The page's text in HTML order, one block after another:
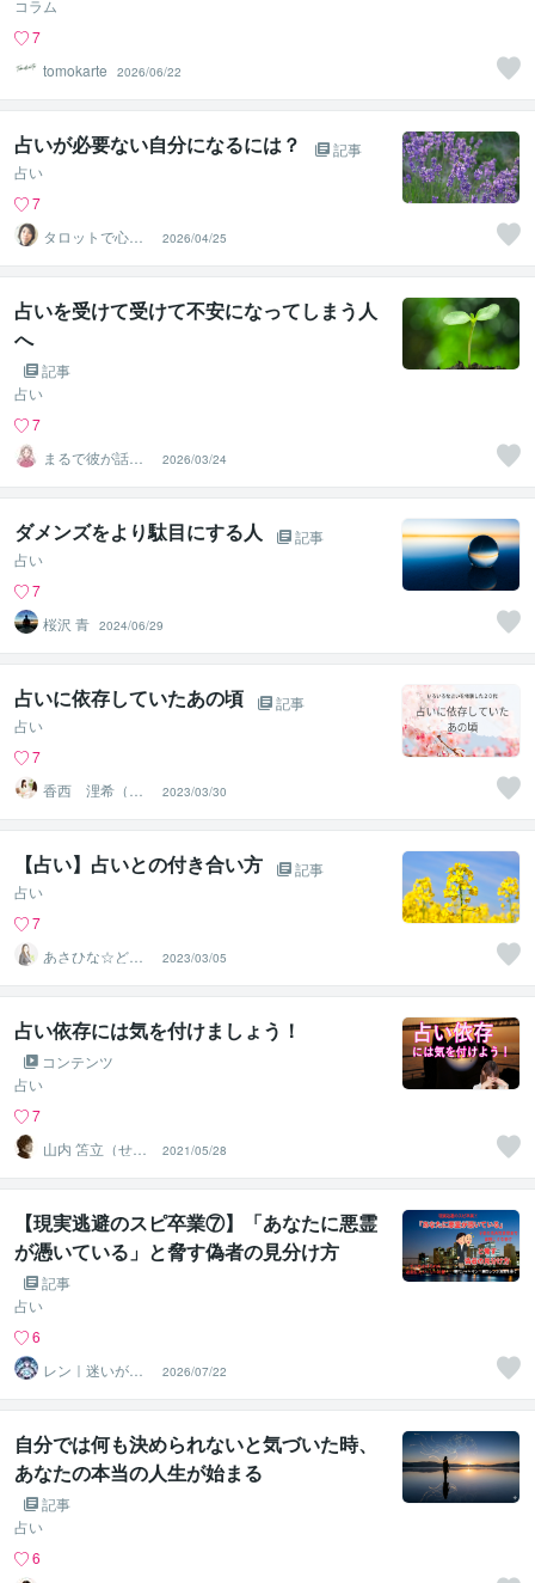
コラム
7
tomokarte
2026/06/22
占いが必要ない自分になるには？
記事
占い
7
タロットで心の
クリーニング ス
ゥ
2026/04/25
占いを受けて受けて不安になってしまう人
へ
記事
占い
7
まるで彼が話し
てるかのように
お届けl運子
2026/03/24
ダメンズをより駄目にする人
記事
占い
7
桜沢 青 2024/06/29
占いに依存していたあの頃
記事
占い
7
香西 浬希（こ
うざい りの）
カウンセラー
2023/03/30
【占い】占いとの付き合い方
記事
占い
7
あさひな☆どん
なお悩みでもお
話ください
2023/03/05
占い依存には気を付けましょう！
コンテンツ
占い
7
山内 笘立（せん
りゅう）
2021/05/28
【現実逃避のスピ卒業⑦】「あなたに悪霊
が憑いている」と脅す偽者の見分け方
記事
占い
6
レン｜迷いが自
信に変わる魂の
守護霊鑑定
2026/07/22
自分では何も決められないと気づいた時、
あなたの本当の人生が始まる
記事
占い
6